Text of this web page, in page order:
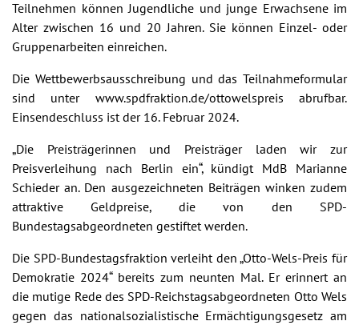
Teilnehmen können Jugendliche und junge Erwachsene im
Alter zwischen 16 und 20 Jahren. Sie können Einzel- oder
Gruppenarbeiten einreichen.
Die Wettbewerbsausschreibung und das Teilnahmeformular
sind unter www.spdfraktion.de/ottowelspreis abrufbar.
Einsendeschluss ist der 16. Februar 2024.
„Die Preisträgerinnen und Preisträger laden wir zur
Preisverleihung nach Berlin ein“, kündigt MdB Marianne
Schieder an. Den ausgezeichneten Beiträgen winken zudem
attraktive Geldpreise, die von den SPD-
Bundestagsabgeordneten gestiftet werden.
Die SPD-Bundestagsfraktion verleiht den „Otto-Wels-Preis für
Demokratie 2024“ bereits zum neunten Mal. Er erinnert an
die mutige Rede des SPD-Reichstagsabgeordneten Otto Wels
gegen das nationalsozialistische Ermächtigungsgesetz am